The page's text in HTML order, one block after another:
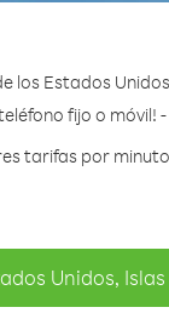
los Estados
fijo o
tarifas por
Unidos, Islas